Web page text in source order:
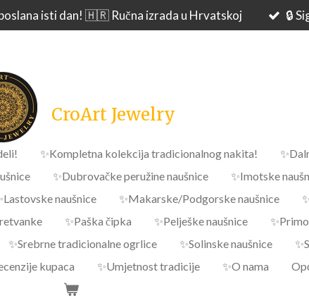
isti dan! 🇭🇷 Ručna izrada u Hrvatskoj 🔒
CroArt Jewelry
✨Kompletna kolekcija tradicionalnog nakita!
✨Dubrovačke peružine naušnice ✨Imotske
naušnice ✨Makarske/Podgorske naušnice
✨Paška čipka ✨Pelješke naušnice
✨Srebrne tradicionalne ogrlice ✨Solinske naušnice
kupaca ✨Umjetnost tradicije ✨O nama